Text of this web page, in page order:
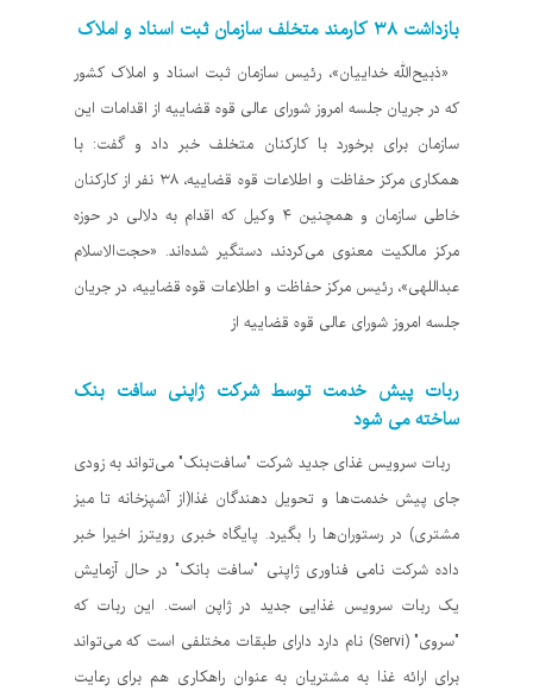
بازداشت ۳۸ کارمند متخلف سازمان ثبت اسناد و املاک
«ذبیح‌الله خداییان»، رئیس سازمان ثبت اسناد و املاک کشور
که در جریان جلسه امروز شورای عالی قوه قضاییه از اقدامات این
سازمان برای برخورد با کارکنان متخلف خبر داد و گفت: با
همکاری مرکز حفاظت و اطلاعات قوه قضاییه، ۳۸ نفر از کارکنان
خاطی سازمان و همچنین ۴ وکیل که اقدام به دلالی در حوزه
مرکز مالکیت معنوی می‌کردند، دستگیر شده‌اند. «حجت‌الاسلام
عبداللهی»، رئیس مرکز حفاظت و اطلاعات قوه قضاییه، در جریان
جلسه امروز شورای عالی قوه قضاییه از
ربات پیش خدمت توسط شرکت ژاپنی سافت بنک
ساخته می شود
ربات سرویس غذای جدید شرکت "سافت‌بنک" می‌تواند به زودی
جای پیش خدمت‌ها و تحویل دهندگان غذا(از آشپزخانه تا میز
مشتری) در رستوران‌ها را بگیرد. پایگاه خبری رویترز اخیرا خبر
داده شرکت نامی فناوری ژاپنی "سافت بانک" در حال آزمایش
یک ربات سرویس غذایی جدید در ژاپن است. این ربات که
"سروی" (Servi) نام دارد دارای طبقات مختلفی است که می‌تواند
برای ارائه غذا به مشتریان به عنوان راهکاری هم برای رعایت